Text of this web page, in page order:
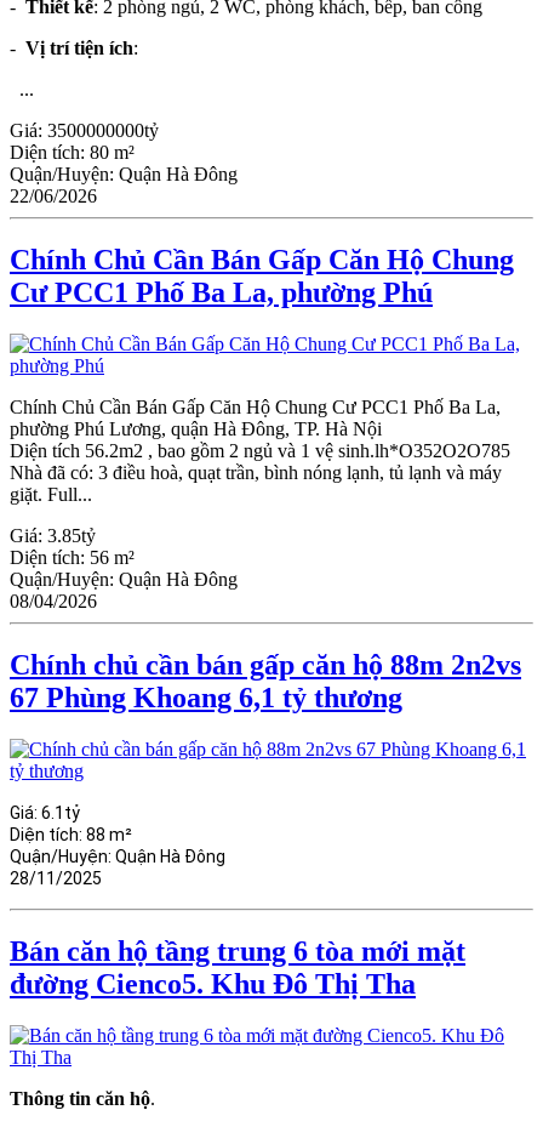
- Thiết kế: 2 phòng ngủ, 2 WC, phòng khách, bếp, ban công
- Vị trí tiện ích:
...
Giá: 3500000000tỷ
Diện tích: 80 m²
Quận/Huyện: Quận Hà Đông
22/06/2026
Chính Chủ Cần Bán Gấp Căn Hộ Chung
Cư PCC1 Phố Ba La, phường Phú
Chính Chủ Cần Bán Gấp Căn Hộ Chung Cư PCC1 Phố Ba La,
phường Phú Lương, quận Hà Đông, TP. Hà Nội
Diện tích 56.2m2 , bao gồm 2 ngủ và 1 vệ sinh.lh*O352O2O785
Nhà đã có: 3 điều hoà, quạt trần, bình nóng lạnh, tủ lạnh và máy
giặt. Full...
Giá: 3.85tỷ
Diện tích: 56 m²
Quận/Huyện: Quận Hà Đông
08/04/2026
Chính chủ cần bán gấp căn hộ 88m 2n2vs
67 Phùng Khoang 6,1 tỷ thương
Giá: 6.1tỷ
Diện tích: 88 m²
Quận/Huyện: Quận Hà Đông
28/11/2025
Bán căn hộ tầng trung 6 tòa mới mặt
đường Cienco5. Khu Đô Thị Tha
Thông tin căn hộ.